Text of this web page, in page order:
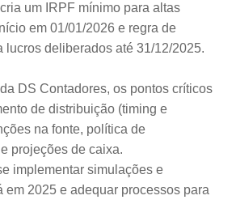
um IRPF mínimo para altas
em 01/01/2026 e regra de
lucros deliberados até 31/12/2025.
DS Contadores, os pontos críticos
de distribuição (timing e
na fonte, política de
projeções de caixa.
implementar simulações e
em 2025 e adequar processos para